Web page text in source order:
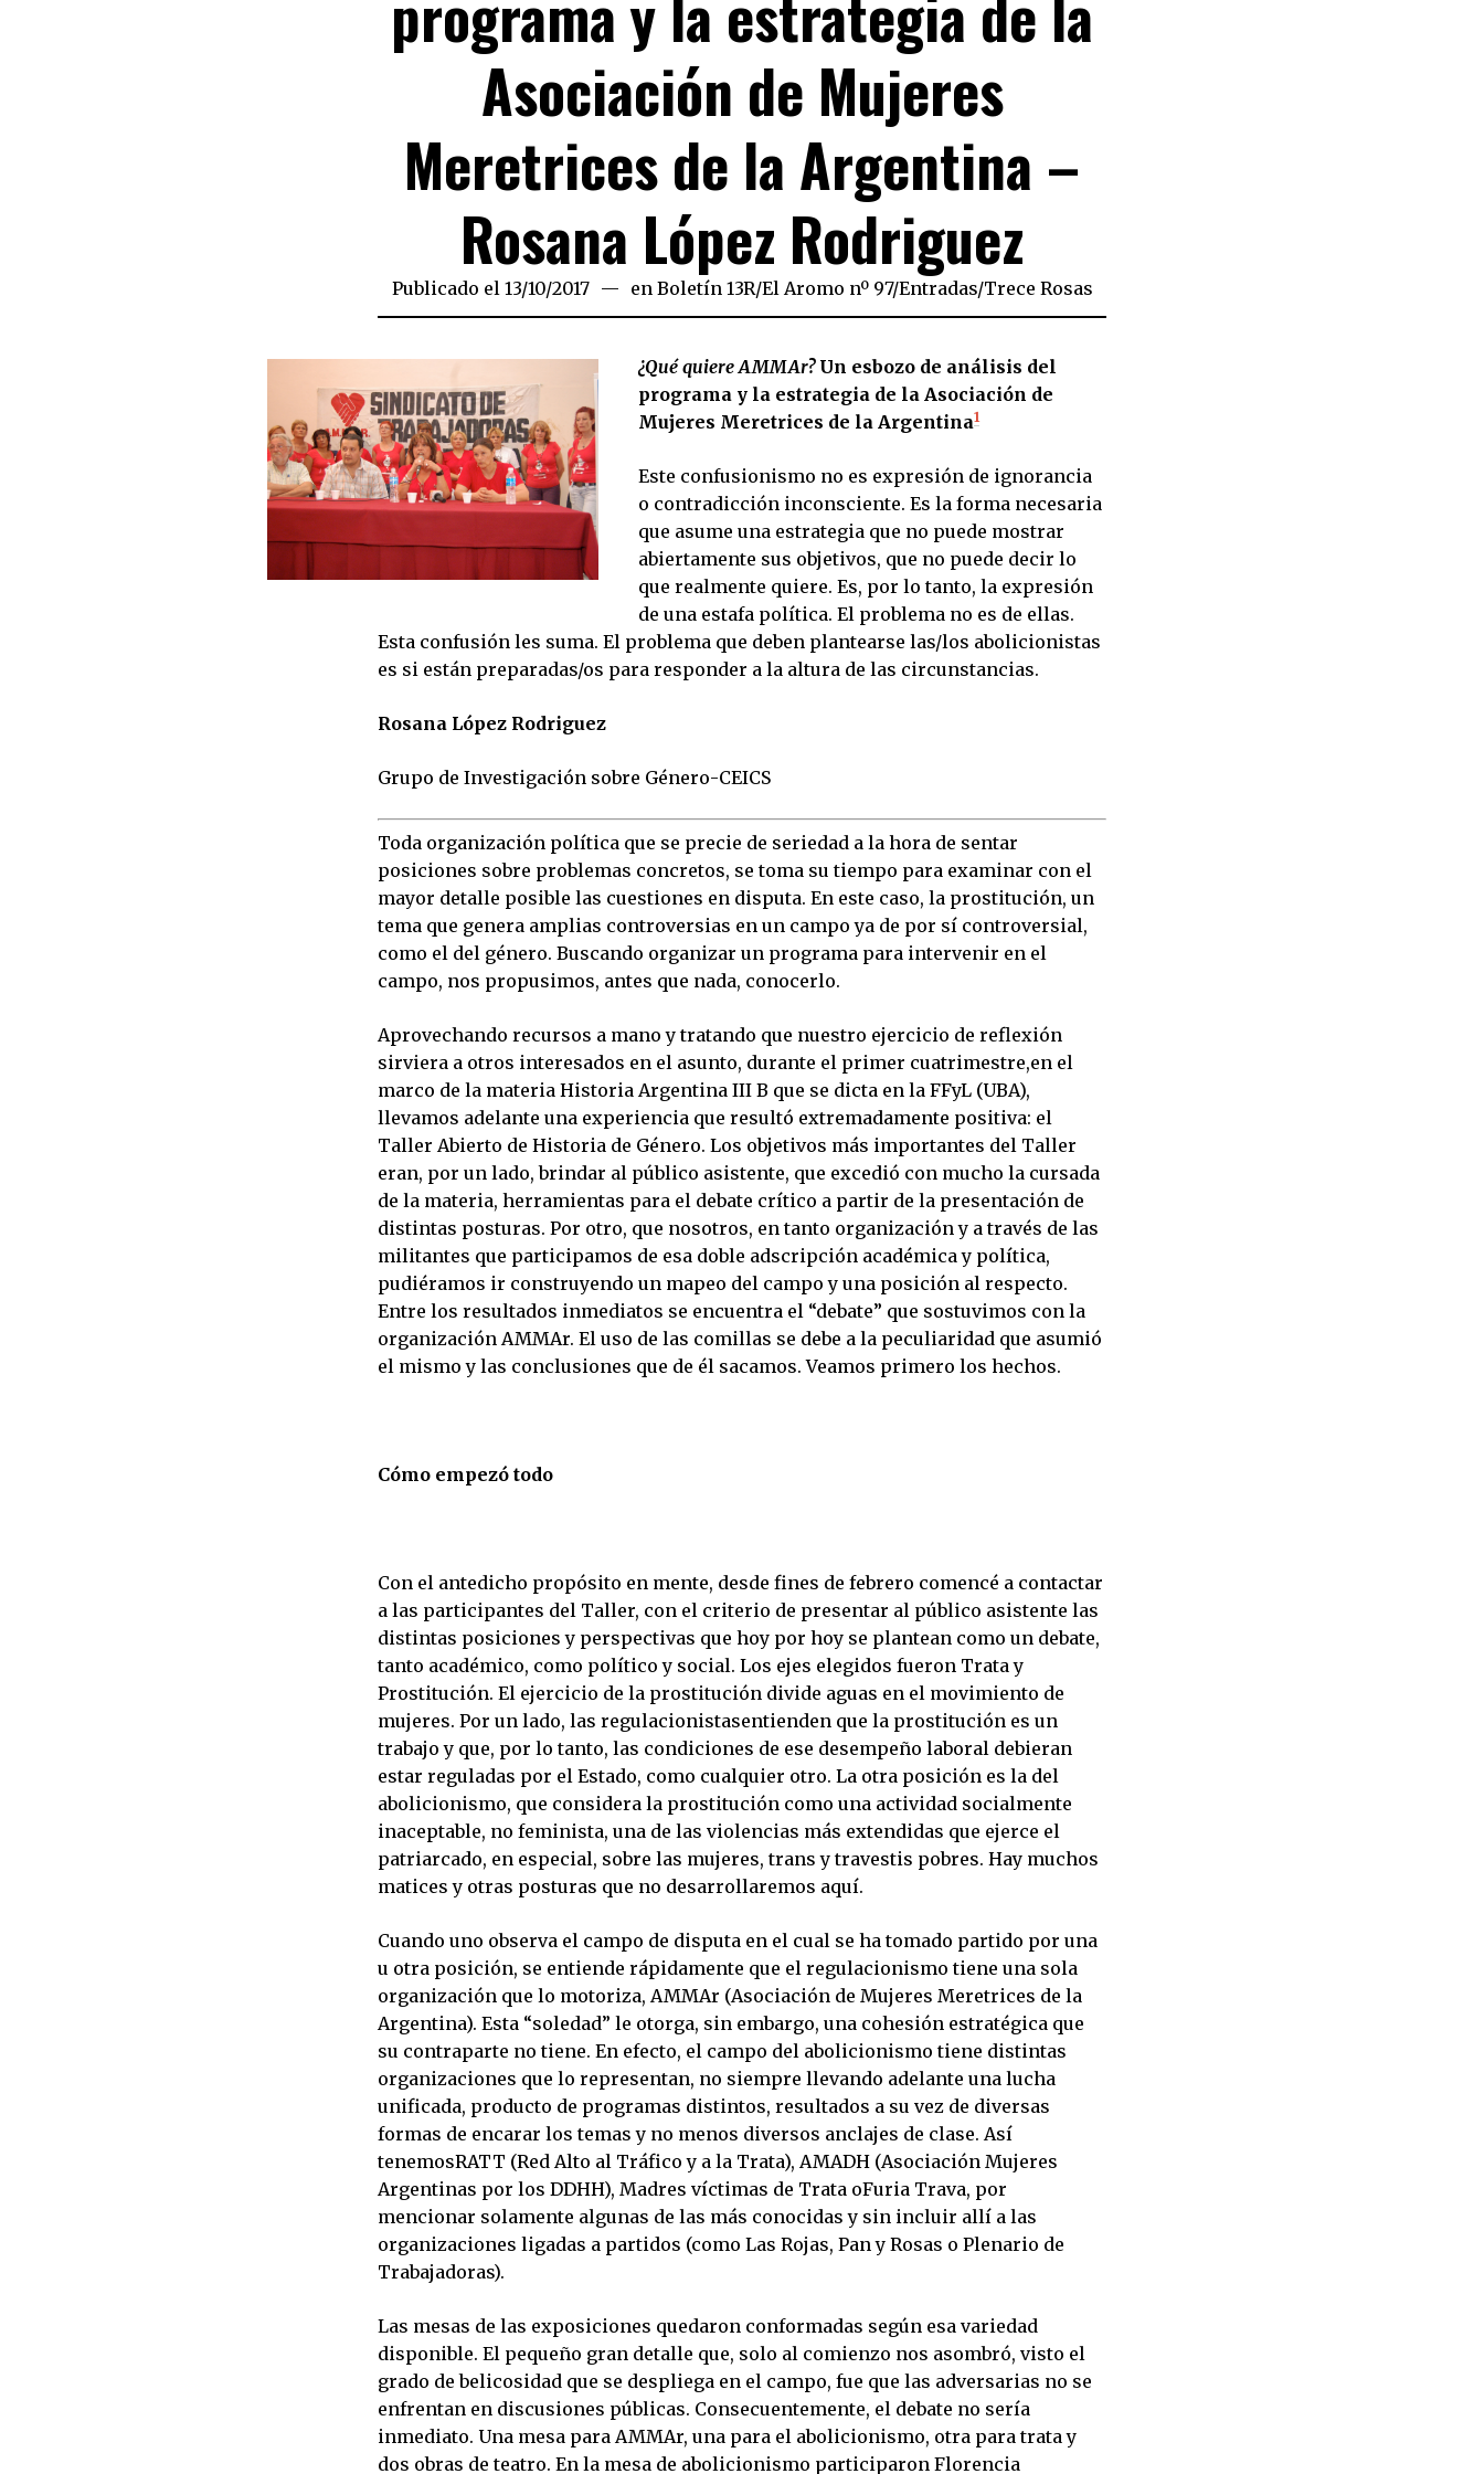
Asociación de Mujeres
Meretrices de la Argentina –
Rosana López Rodriguez
Publicado el 13/10/201709/10/2018
en Boletín 13R/El Aromo nº 97/Entradas/Trece Rosas
¿Qué quiere AMMAr? Un esbozo de análisis del
programa y la estrategia de la Asociación de
Mujeres Meretrices de la Argentina1
Este confusionismo no es expresión de ignorancia
o contradicción inconsciente. Es la forma necesaria
que asume una estrategia que no puede mostrar
abiertamente sus objetivos, que no puede decir lo
que realmente quiere. Es, por lo tanto, la expresión
de una estafa política. El problema no es de ellas.
Esta confusión les suma. El problema que deben plantearse las/los abolicionistas
es si están preparadas/os para responder a la altura de las circunstancias.
Rosana López Rodriguez
Grupo de Investigación sobre Género-CEICS
Toda organización política que se precie de seriedad a la hora de sentar
posiciones sobre problemas concretos, se toma su tiempo para examinar con el
mayor detalle posible las cuestiones en disputa. En este caso, la prostitución, un
tema que genera amplias controversias en un campo ya de por sí controversial,
como el del género. Buscando organizar un programa para intervenir en el
campo, nos propusimos, antes que nada, conocerlo.
Aprovechando recursos a mano y tratando que nuestro ejercicio de reflexión
sirviera a otros interesados en el asunto, durante el primer cuatrimestre,en el
marco de la materia Historia Argentina III B que se dicta en la FFyL (UBA),
llevamos adelante una experiencia que resultó extremadamente positiva: el
Taller Abierto de Historia de Género. Los objetivos más importantes del Taller
eran, por un lado, brindar al público asistente, que excedió con mucho la cursada
de la materia, herramientas para el debate crítico a partir de la presentación de
distintas posturas. Por otro, que nosotros, en tanto organización y a través de las
militantes que participamos de esa doble adscripción académica y política,
pudiéramos ir construyendo un mapeo del campo y una posición al respecto.
Entre los resultados inmediatos se encuentra el “debate” que sostuvimos con la
organización AMMAr. El uso de las comillas se debe a la peculiaridad que asumió
el mismo y las conclusiones que de él sacamos. Veamos primero los hechos.
Cómo empezó todo
Con el antedicho propósito en mente, desde fines de febrero comencé a contactar
a las participantes del Taller, con el criterio de presentar al público asistente las
distintas posiciones y perspectivas que hoy por hoy se plantean como un debate,
tanto académico, como político y social. Los ejes elegidos fueron Trata y
Prostitución. El ejercicio de la prostitución divide aguas en el movimiento de
mujeres. Por un lado, las regulacionistasentienden que la prostitución es un
trabajo y que, por lo tanto, las condiciones de ese desempeño laboral debieran
estar reguladas por el Estado, como cualquier otro. La otra posición es la del
abolicionismo, que considera la prostitución como una actividad socialmente
inaceptable, no feminista, una de las violencias más extendidas que ejerce el
patriarcado, en especial, sobre las mujeres, trans y travestis pobres. Hay muchos
matices y otras posturas que no desarrollaremos aquí.
Cuando uno observa el campo de disputa en el cual se ha tomado partido por una
u otra posición, se entiende rápidamente que el regulacionismo tiene una sola
organización que lo motoriza, AMMAr (Asociación de Mujeres Meretrices de la
Argentina). Esta “soledad” le otorga, sin embargo, una cohesión estratégica que
su contraparte no tiene. En efecto, el campo del abolicionismo tiene distintas
organizaciones que lo representan, no siempre llevando adelante una lucha
unificada, producto de programas distintos, resultados a su vez de diversas
formas de encarar los temas y no menos diversos anclajes de clase. Así
tenemosRATT (Red Alto al Tráfico y a la Trata), AMADH (Asociación Mujeres
Argentinas por los DDHH), Madres víctimas de Trata oFuria Trava, por
mencionar solamente algunas de las más conocidas y sin incluir allí a las
organizaciones ligadas a partidos (como Las Rojas, Pan y Rosas o Plenario de
Trabajadoras).
Las mesas de las exposiciones quedaron conformadas según esa variedad
disponible. El pequeño gran detalle que, solo al comienzo nos asombró, visto el
grado de belicosidad que se despliega en el campo, fue que las adversarias no se
enfrentan en discusiones públicas. Consecuentemente, el debate no sería
inmediato. Una mesa para AMMAr, una para el abolicionismo, otra para trata y
dos obras de teatro. En la mesa de abolicionismo participaron Florencia